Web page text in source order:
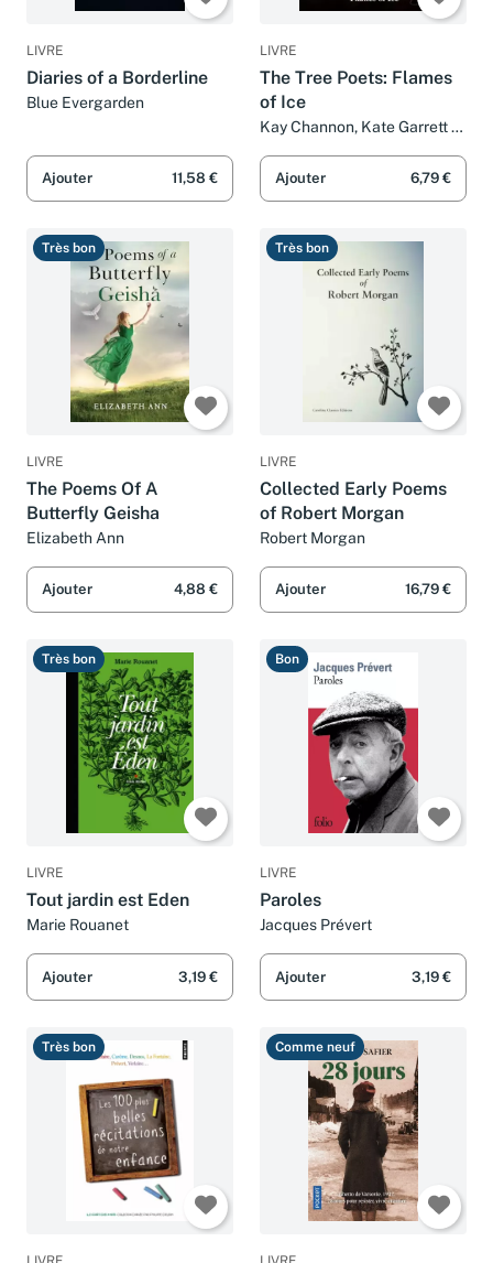
LIVRE
Diaries of a Borderline
Blue Evergarden
Ajouter 11,58 €
LIVRE
The Tree Poets: Flames
of Ice
Kay Channon, Kate Garrett et
Ajouter 6,79 €
Très bon
LIVRE
The Poems Of A
Butterfly Geisha
Elizabeth Ann
Ajouter 4,88 €
Très bon
LIVRE
Collected Early Poems
of Robert Morgan
Robert Morgan
Ajouter 16,79 €
Très bon
LIVRE
Tout jardin est Eden
Marie Rouanet
Ajouter 3,19 €
Bon
LIVRE
Paroles
Jacques Prévert
Ajouter 3,19 €
Très bon Comme neuf